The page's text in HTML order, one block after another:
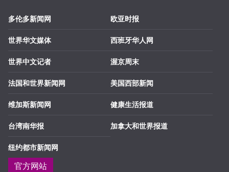
多伦多新闻网
世界华文媒体
世界中文记者
法国和世界新闻网
维加斯新闻网
台湾南华报
纽约都市新闻网
欧亚时报
西班牙华人网
渥京周末
美国西部新闻
健康生活报道
加拿大和世界报道
官方网站